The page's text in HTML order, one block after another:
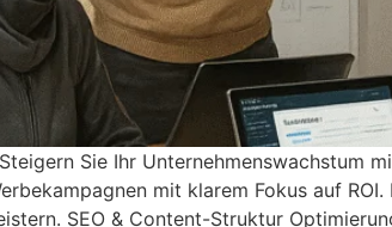
Sie Ihr Unternehmenswachstum
mit klarem Fokus auf
SEO & Content-Struktur